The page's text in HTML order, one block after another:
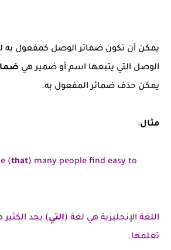
يمكن أن تكون ضمائر الوصل كمفعول به
الوصل التي يتبعها اسم أو ضمير هي
يمكن حذف ضمائر المفعول به.
مثال:
(that) many people find easy to
اللغة الإنجليزية هي لغة (التي) يجد
تعلمها.